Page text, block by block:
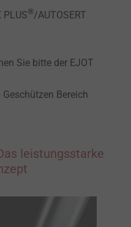
®/AUTOSERT
Sie bitte der EJOT
Bereich
leistungsstarke